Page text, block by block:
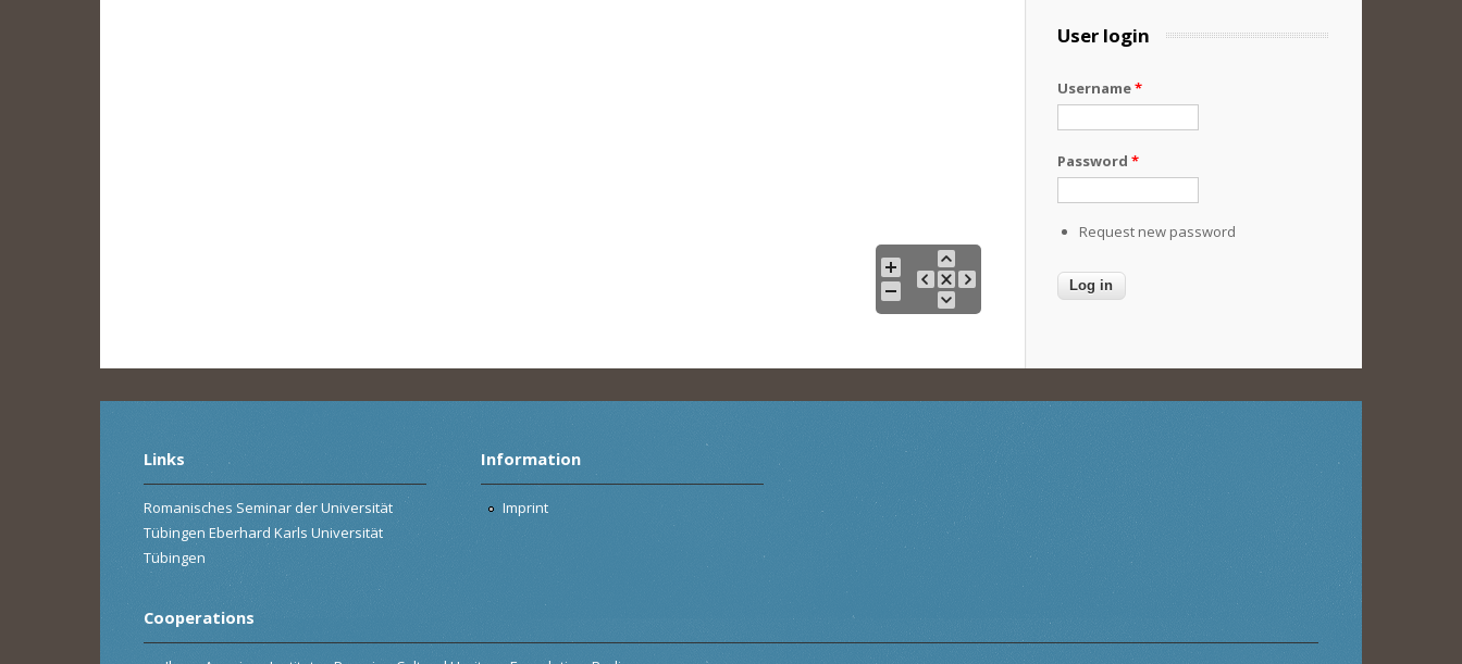
User login
Username*
Password *
Request new password
Links
Romanisches Seminar der Universität
Tübingen Eberhard Karls Universität
Tübingen
Information
Imprint
Cooperations